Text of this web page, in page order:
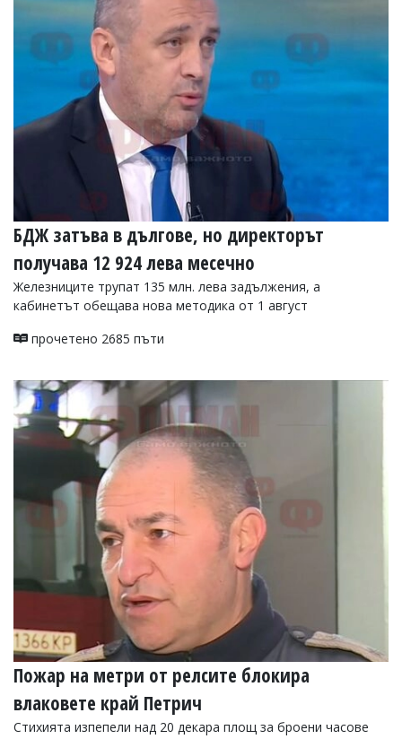
въвеждат
читателите
носи
отговорност
обиден
за
вас
коментар,
моля
сигнализирайте
ни!
БДЖ затъва в дългове, но директорът
получава 12 924 лева месечно
Железниците трупат 135 млн. лева задължения, а
кабинетът обещава нова методика от 1 август
прочетено 2685 пъти
Пожар на метри от релсите блокира
влаковете край Петрич
Стихията изпепели над 20 декара площ за броени часове